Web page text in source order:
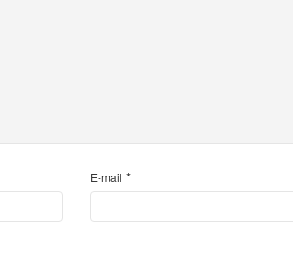
E-mail *